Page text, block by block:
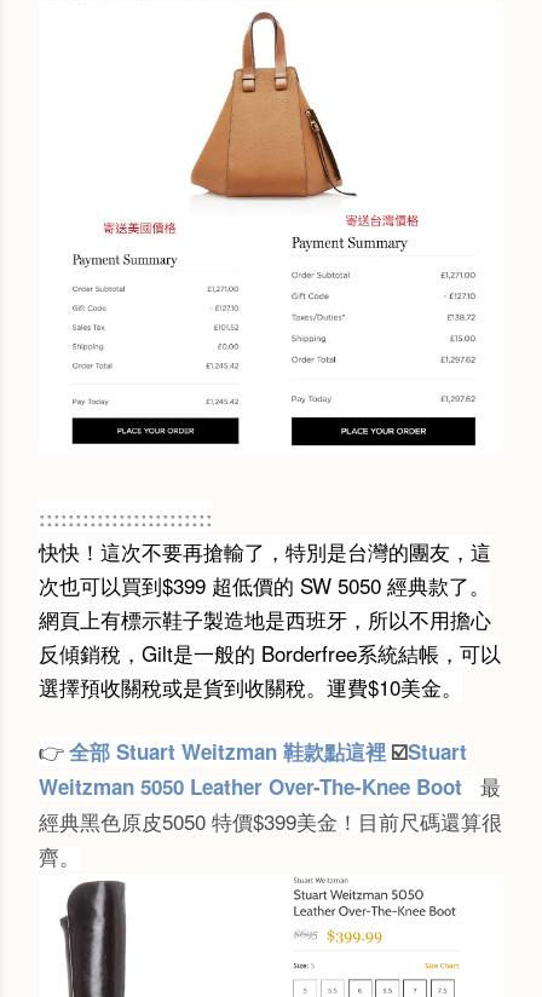
::::::::::::::::::::::::
快快！這次不要再搶輸了，特別是台灣的團友，這
次也可以買到$399 超低價的 SW 5050 經典款了。
網頁上有標示鞋子製造地是西班牙，所以不用擔心
反傾銷稅，Gilt是一般的 Borderfree系統結帳，可以
選擇預收關稅或是貨到收關稅。運費$10美金。
👉 全部 Stuart Weitzman 鞋款點這裡 ☑️Stuart
Weitzman 5050 Leather Over-The-Knee Boot
最
經典黑色原皮5050 特價$399美金！目前尺碼還算很
齊。